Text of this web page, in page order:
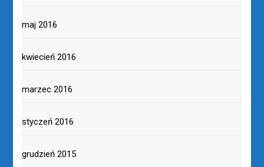
maj 2016
kwiecień 2016
marzec 2016
styczeń 2016
grudzień 2015